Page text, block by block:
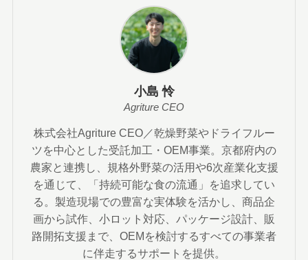
小島 怜
Agriture CEO
株式会社Agriture CEO／乾燥野菜やドライフルー
ツを中心とした受託加工・OEM事業。京都府内の
農家と連携し、規格外野菜の活用や6次産業化支援
を通じて、「持続可能な食の流通」を追求してい
る。製造現場での豊富な実体験を活かし、商品企
画から試作、小ロット対応、パッケージ設計、販
路開拓支援まで、OEMを検討するすべての事業者
に伴走するサポートを提供。